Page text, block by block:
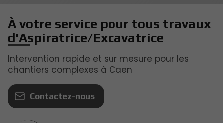
À votre service pour tous travaux
d'Aspiratrice/Excavatrice
Intervention rapide et sur mesure pour les
chantiers complexes à Caen
Contactez-nous